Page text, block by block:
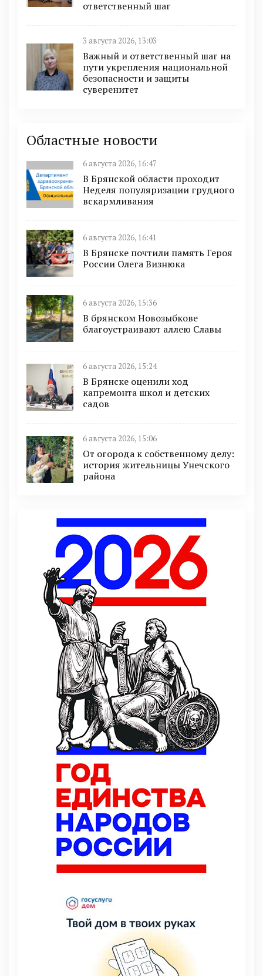
ответственный шаг
3 августа 2026, 13:03
Важный и ответственный шаг на
пути укрепления национальной
безопасности и защиты
суверенитет
Областные новости
6 августа 2026, 16:47
В Брянской области проходит
Неделя популяризации грудного
вскармливания
6 августа 2026, 16:41
В Брянске почтили память Героя
России Олега Визнюка
6 августа 2026, 15:36
В брянском Новозыбкове
благоустраивают аллею Славы
6 августа 2026, 15:24
В Брянске оценили ход
капремонта школ и детских
садов
6 августа 2026, 15:06
От огорода к собственному делу:
история жительницы Унечского
района